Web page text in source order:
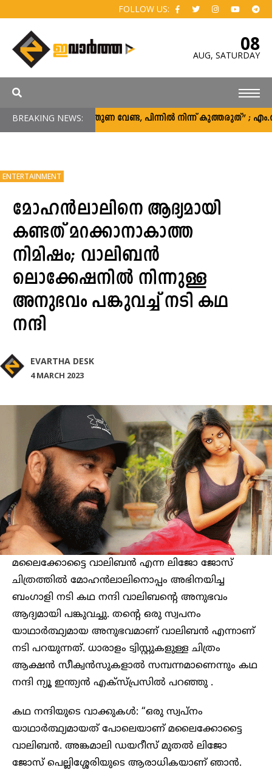
FOLLOW US:
08
AUG, SATURDAY
BREAKING NEWS:“പിന്തുണ വേണ്ട, പിന്നിൽ നിന്ന് കുത്തരുത്” ;
ENTERTAINMENT
മോഹൻലാലിനെ ആദ്യമായി
കണ്ടത് മറക്കാനാകാത്ത
നിമിഷം; വാലിബന്‍
ലൊക്കേഷനില്‍ നിന്നുള്ള
അനുഭവം പങ്കുവച്ച് നടി കഥ
നന്ദി
EVARTHA DESK
4 MARCH 2023
മലൈക്കോട്ടൈ വാലിബൻ എന്ന ലിജോ ജോസ്
ചിത്രത്തിൽ മോഹൻലാലിനൊപ്പം അഭിനയിച്ച
ബംഗാളി നടി കഥ നന്ദി വാലിബന്റെ അനുഭവം
ആദ്യമായി പങ്കുവച്ചു. തന്റെ ഒരു സ്വപനം
യാഥാർത്ഥ്യമായ അനുഭവമാണ് വാലിബൻ എന്നാണ്
നടി പറയുന്നത്. ധാരാളം ട്വിസ്റ്റുകളുള്ള ചിത്രം
ആക്ഷൻ സീക്വൻസുകളാൽ സമ്പന്നമാണെന്നും കഥ
നന്ദി ന്യൂ ഇന്ത്യൻ എക്സ്പ്രസിൽ പറഞ്ഞു .
കഥ നന്ദിയുടെ വാക്കുകൾ: “ഒരു സ്വപ്നം
യാഥാർത്ഥ്യമായത് പോലെയാണ് മലൈക്കോട്ടൈ
വാലിബൻ. അങ്കമാലി ഡയറീസ് മുതൽ ലിജോ
ജോസ് പെല്ലിശ്ശേരിയുടെ ആരാധികയാണ് ഞാൻ.